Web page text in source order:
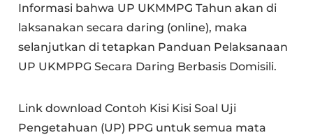
Informasi bahwa UP UKMMPG Tahun akan di
laksanakan secara daring (online), maka
selanjutkan di tetapkan Panduan Pelaksanaan
UP UKMPPG Secara Daring Berbasis Domisili.
Link download Contoh Kisi Kisi Soal Uji
Pengetahuan (UP) PPG untuk semua mata